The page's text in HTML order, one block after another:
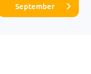
September